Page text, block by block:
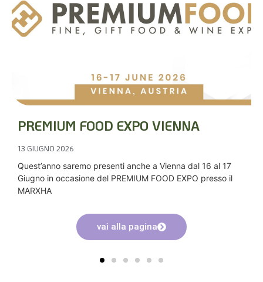
PREMIUM FOOD EXPO VIENNA
13 GIUGNO 2026
Quest’anno saremo presenti anche a Vienna dal 16 al 17
Giugno in occasione del PREMIUM FOOD EXPO presso il
MARXHA
vai alla pagina